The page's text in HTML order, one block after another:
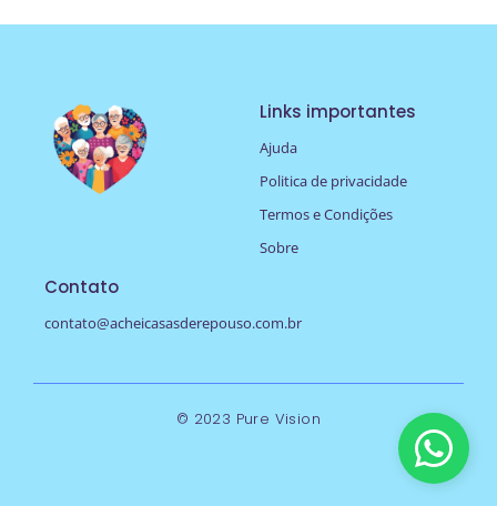
Links importantes
Ajuda
Politica de privacidade
Termos e Condições
Sobre
Contato
contato@acheicasasderepouso.com.br
© 2023 Pure Vision